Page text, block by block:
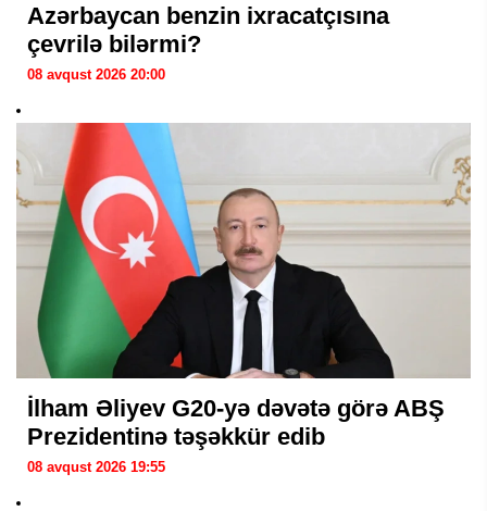
Azərbaycan benzin ixracatçısına
çevrilə bilərmi?
08 avqust 2026 20:00
İlham Əliyev G20-yə dəvətə görə ABŞ
Prezidentinə təşəkkür edib
08 avqust 2026 19:55